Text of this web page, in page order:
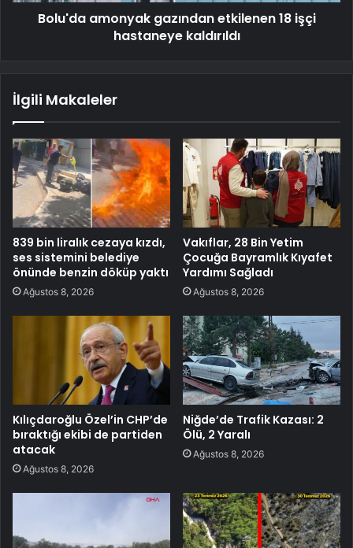
Bolu'da amonyak gazından etkilenen 18 işçi
hastaneye kaldırıldı
İlgili Makaleler
839 bin liralık cezaya kızdı,
ses sistemini belediye
önünde benzin döküp yaktı
Ağustos 8, 2026
Vakıflar, 28 Bin Yetim
Çocuğa Bayramlık Kıyafet
Yardımı Sağladı
Ağustos 8, 2026
Kılıçdaroğlu Özel’in CHP’de
bıraktığı ekibi de partiden
atacak
Ağustos 8, 2026
Niğde’de Trafik Kazası: 2
Ölü, 2 Yaralı
Ağustos 8, 2026